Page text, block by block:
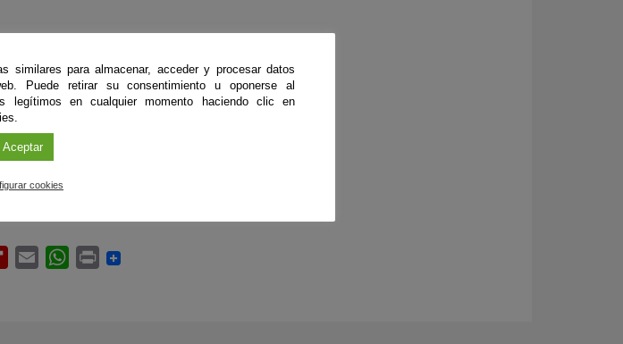
similares para almacenar, acceder y procesar datos
Puede retirar su consentimiento u oponerse al
legítimos en cualquier momento haciendo clic en
Aceptar
cookies